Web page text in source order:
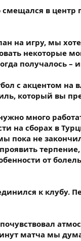
в центр
на игру, мы
некоторые
получалось –
с акцентом на
который вы
много
на сборах в
пока не
от
к клубу.
матча мы